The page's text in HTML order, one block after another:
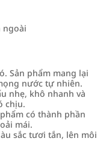
ngoài
Sản phẩm mang lại
nước tự nhiên.
nhẹ, khô nhanh và
chịu.
có thành phần
mái.
sắc tươi tắn, lên môi